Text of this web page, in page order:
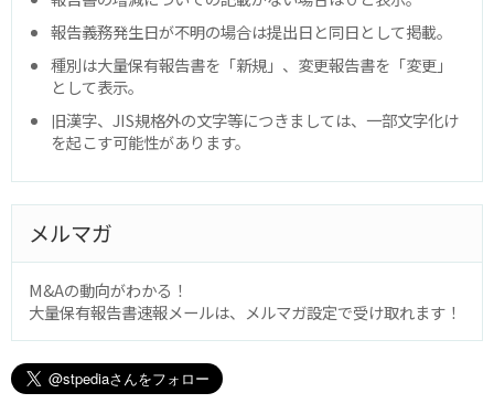
報告義務発生日が不明の場合は提出日と同日として掲載。
種別は大量保有報告書を「新規」、変更報告書を「変更」
として表示。
旧漢字、JIS規格外の文字等につきましては、一部文字化け
を起こす可能性があります。
メルマガ
M&Aの動向がわかる！
大量保有報告書速報メールは、メルマガ設定で受け取れます！